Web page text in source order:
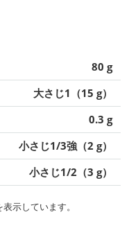
80 g
大さじ1（15 g）
0.3 g
小さじ1/3強（2 g）
小さじ1/2（3 g）
示しています。